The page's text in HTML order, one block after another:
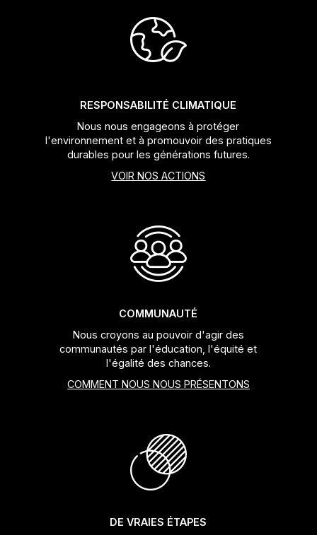
RESPONSABILITÉ CLIMATIQUE
Nous nous engageons à protéger
l'environnement et à promouvoir des pratiques
durables pour les générations futures.
VOIR NOS ACTIONS
COMMUNAUTÉ
Nous croyons au pouvoir d'agir des
communautés par l'éducation, l'équité et
l'égalité des chances.
COMMENT NOUS NOUS PRÉSENTONS
DE VRAIES ÉTAPES
Guide Chaine